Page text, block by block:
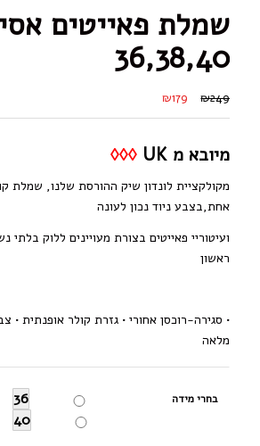
שמלת פאייטים
36,38,40
₪249
₪179
מיובא מ UK ◊◊◊
מקולקציית לונדון שיק ההורסת שלנו, שמלת
אחת,בצבע ניוד נכון לעונה
ועיטוריי פאייטים בצורת מעויינים ללוק
ראשון
• סגירה-רוכסן אחורי • גזרת קולר אופנתית •
מלאה
בחרי מידה 36
40